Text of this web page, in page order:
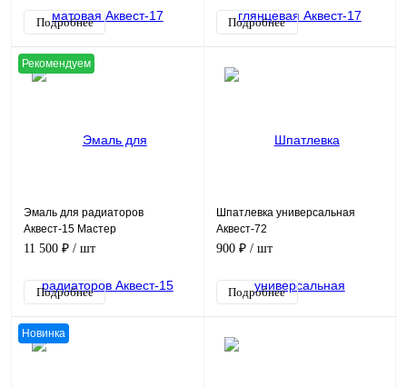
Подробнее Подробнее
Рекомендуем
Эмаль для радиаторов
Аквест-15 Мастер
11 500 ₽ / шт
Подробнее
Шпатлевка универсальная
Аквест-72
900 ₽ / шт
Подробнее
Новинка